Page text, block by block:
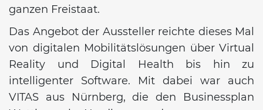
ganzen Freistaat.
Das Angebot der Aussteller reichte dieses Mal
von digitalen Mobilitätslösungen über Virtual
Reality und Digital Health bis hin zu
intelligenter Software. Mit dabei war auch
VITAS aus Nürnberg, die den Businessplan